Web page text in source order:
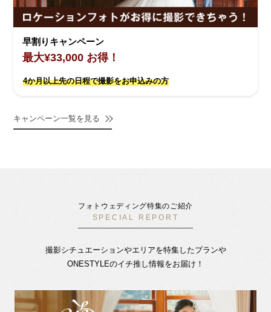
早割りキャンペーン
最大¥33,000 お得！
4か月以上先の日程で撮影をお申込みの方
キャンペーン一覧を見る
フォトウェディング特集のご紹介
SPECIAL REPORT
撮影シチュエーションやエリアを特集したプランや
ONESTYLEのイチ推し情報をお届け！